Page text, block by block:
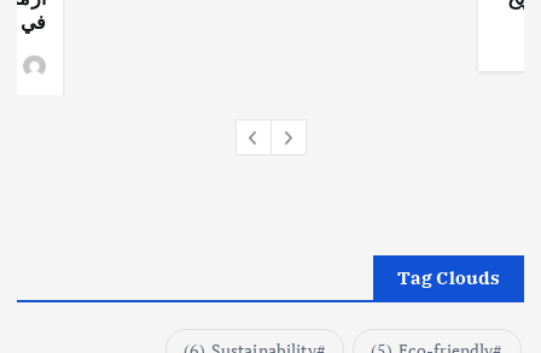
في
Tag Clouds